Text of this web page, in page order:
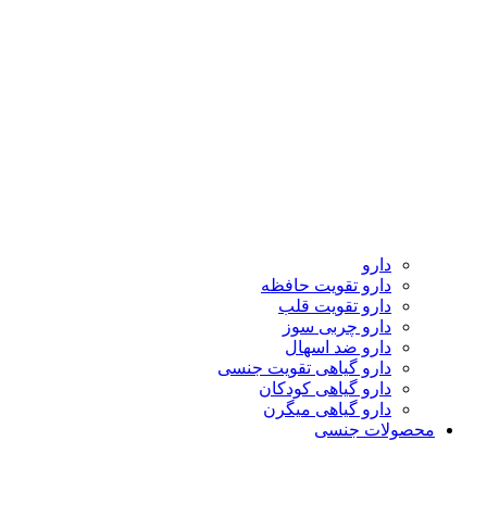
دارو
دارو تقویت حافظه
دارو تقویت قلب
دارو چربی سوز
دارو ضد اسهال
دارو گیاهی تقویت جنسی
دارو گیاهی کودکان
دارو گیاهی میگرن
محصولات جنسی